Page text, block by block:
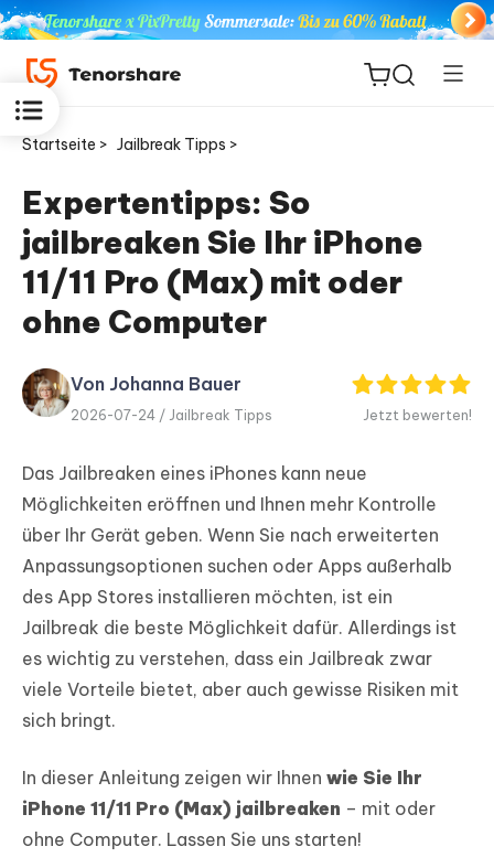
ReiBoot
for iOS
PDNob
Editor
Startseite > Jailbreak Tipps >
Expertentipps: So
jailbreaken Sie Ihr iPhone
11/11 Pro (Max) mit oder
ohne Computer
Von Johanna Bauer
2026-07-24 / Jailbreak Tipps Jetzt bewerten!
Das Jailbreaken eines iPhones kann neue
Möglichkeiten eröffnen und Ihnen mehr Kontrolle
über Ihr Gerät geben. Wenn Sie nach erweiterten
Anpassungsoptionen suchen oder Apps außerhalb
des App Stores installieren möchten, ist ein
Jailbreak die beste Möglichkeit dafür. Allerdings ist
es wichtig zu verstehen, dass ein Jailbreak zwar
viele Vorteile bietet, aber auch gewisse Risiken mit
sich bringt.
In dieser Anleitung zeigen wir Ihnen wie Sie Ihr
iPhone 11/11 Pro (Max) jailbreaken – mit oder
ohne Computer. Lassen Sie uns starten!